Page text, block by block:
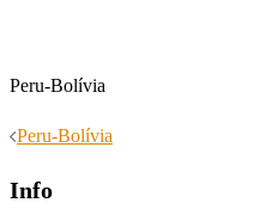
Peru-Bolívia
Navigácia
Peru-Bolívia
Info